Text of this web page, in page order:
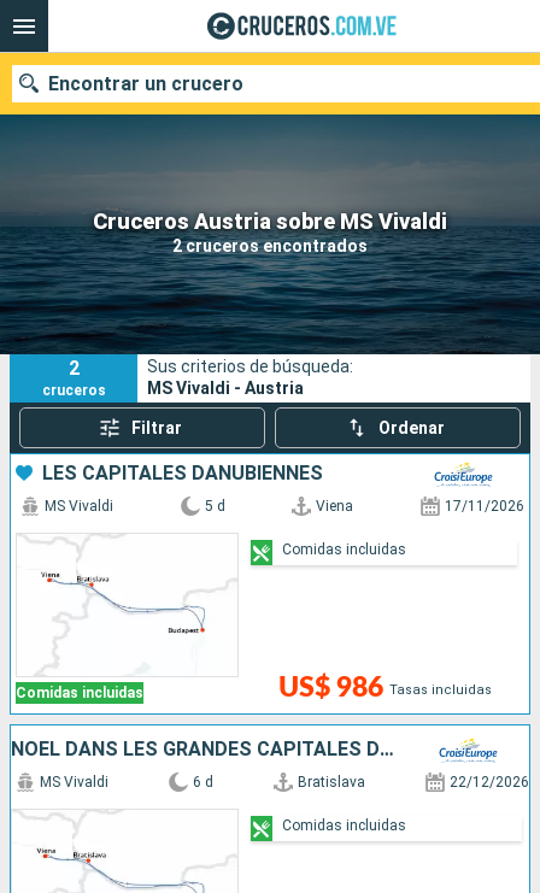
Cruceros Austria sobre MS Vivaldi
2 cruceros encontrados
Encontrar un crucero
Nuestros destinos
Fecha de salida
Puertos Compañías
2
cruceros
Sus criterios de búsqueda:
MS Vivaldi - Austria
Filtrar Ordenar
LES CAPITALES DANUBIENNES
Comidas incluidas
MS Vivaldi 5 d Viena 17/11/2026
US$ 986 Tasas incluidas
Comidas incluidas
NOËL DANS LES GRANDES CAPITALES DANUBIENNES
MS Vivaldi 6 d Bratislava 22/12/2026
Comidas incluidas